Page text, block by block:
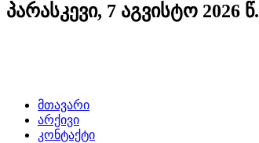
პარასკევი, 7 აგვისტო 2026 წ.
მთავარი
არქივი
კონტაქტი